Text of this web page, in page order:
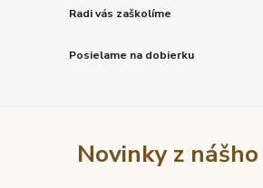
Radi vás zaškolíme
Posielame na dobierku
Novinky z